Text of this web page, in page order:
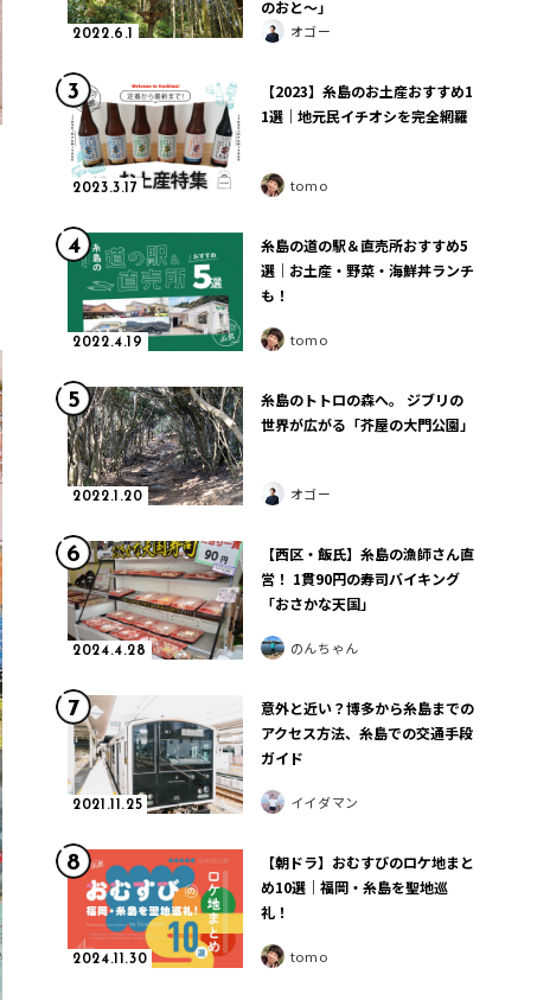
2022.6.1
のおと〜」
オゴー
3
2023.3.17
【2023】糸島のお土産おすすめ1
1選｜地元民イチオシを完全網羅
tomo
4
2022.4.19
糸島の道の駅＆直売所おすすめ5
選｜お土産・野菜・海鮮丼ランチ
も！
tomo
5
2022.1.20
糸島のトトロの森へ。 ジブリの
世界が広がる「芥屋の大門公園」
オゴー
6
2024.4.28
【西区・飯氏】糸島の漁師さん直
営！ 1貫90円の寿司バイキング
「おさかな天国」
のんちゃん
7
2021.11.25
意外と近い？博多から糸島までの
アクセス方法、糸島での交通手段
ガイド
イイダマン
8
2024.11.30
【朝ドラ】おむすびのロケ地まと
め10選｜福岡・糸島を聖地巡
礼！
tomo